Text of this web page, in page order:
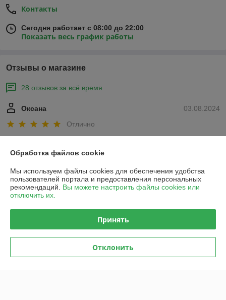
Контакты
Сегодня работает с 08:00 до 22:00
Показать весь график работы
Отзывы о магазине
28 отзывов за всё время
03.08.2024
Оксана
Отлично
30.12.2022
Покупатель
Отлично
Лучшее соотношение-- Цена-Качество!!!
Сделка подтверждена через корзину
Показать все отзывы
Обработка файлов cookie
Мы используем файлы cookies для обеспечения удобства
пользователей портала и предоставления персональных
рекомендаций. Вы можете настроить файлы cookies или
отключить их.
Принять
Отклонить